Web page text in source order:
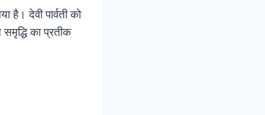
है। देवी पार्वती को
का प्रतीक